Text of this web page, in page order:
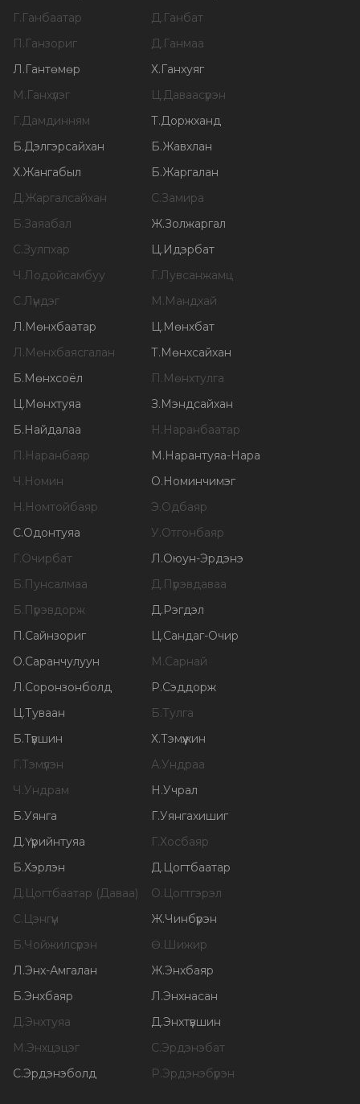
Г.Ганбаатар Д.Ганбат
П.Ганзориг Д.Ганмаа
Л.Гантөмөр Х.Ганхуяг
М.Ганхүлэг Ц.Даваасүрэн
Г.Дамдинням Т.Доржханд
Б.Дэлгэрсайхан Б.Жавхлан
Х.Жангабыл Б.Жаргалан
Д.Жаргалсайхан С.Замира
Б.Заяабал Ж.Золжаргал
С.Зулпхар Ц.Идэрбат
Ч.Лодойсамбуу Г.Лувсанжамц
С.Лүндэг М.Мандхай
Л.Мөнхбаатар Ц.Мөнхбат
Л.Мөнхбаясгалан Т.Мөнхсайхан
Б.Мөнхсоёл П.Мөнхтулга
Ц.Мөнхтуяа З.Мэндсайхан
Б.Найдалаа Н.Наранбаатар
П.Наранбаяр М.Нарантуяа-Нара
Ч.Номин О.Номинчимэг
Н.Номтойбаяр Э.Одбаяр
С.Одонтуяа У.Отгонбаяр
Г.Очирбат Л.Оюун-Эрдэнэ
Б.Пунсалмаа Д.Пүрэвдаваа
Б.Пүрэвдорж Д.Рэгдэл
П.Сайнзориг Ц.Сандаг-Очир
О.Саранчулуун М.Сарнай
Л.Соронзонболд Р.Сэддорж
Ц.Туваан Б.Тулга
Б.Түвшин Х.Тэмүүжин
Г.Тэмүүлэн А.Ундраа
Ч.Ундрам Н.Учрал
Б.Уянга Г.Уянгахишиг
Д.Үүрийнтуяа Г.Хосбаяр
Б.Хэрлэн Д.Цогтбаатар
Д.Цогтбаатар (Даваа) О.Цогтгэрэл
С.Цэнгүүн Ж.Чинбүрэн
Б.Чойжилсүрэн Ө.Шижир
Л.Энх-Амгалан Ж.Энхбаяр
Б.Энхбаяр Л.Энхнасан
Д.Энхтуяа Д.Энхтүвшин
М.Энхцэцэг С.Эрдэнэбат
С.Эрдэнэболд Р.Эрдэнэбүрэн